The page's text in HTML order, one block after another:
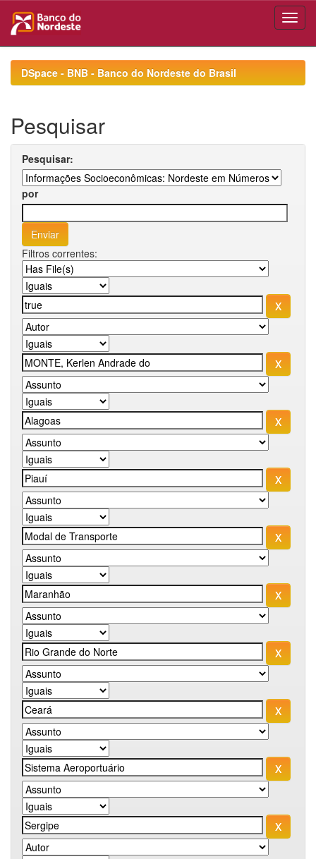
navigationDSpace - BNB - Banco do Nordeste do Brasil
Pesquisar
Pesquisar:
por
Filtros correntes: